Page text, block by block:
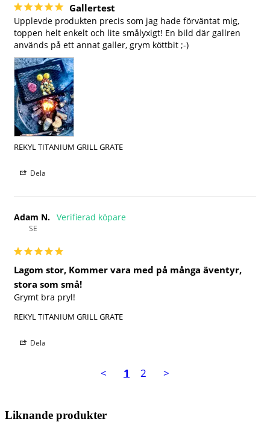
Gallertest
Upplevde produkten precis som jag hade förväntat mig,
toppen helt enkelt och lite smålyxigt! En bild där gallren
REKYL TITANIUM GRILL GRATE
Dela
Adam N.
SE
Lagom stor, Kommer vara med på många äventyr,
stora som små!
Grymt bra pryl!
REKYL TITANIUM GRILL GRATE
Dela
< 1 2 >
Liknande produkter